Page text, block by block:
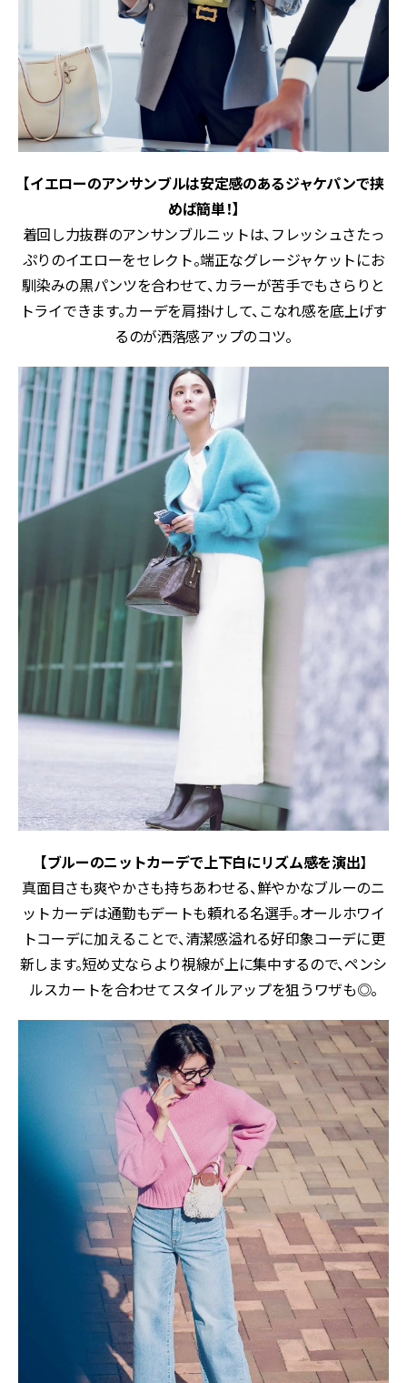
【イエローのアンサンブルは安定感のあるジャケパンで挟
めば簡単！】
着回し力抜群のアンサンブルニットは、フレッシュさたっ
ぷりのイエローをセレクト。端正なグレージャケットにお
馴染みの黒パンツを合わせて、カラーが苦手でもさらりと
トライできます。カーデを肩掛けして、こなれ感を底上げす
るのが洒落感アップのコツ。
【ブルーのニットカーデで上下白にリズム感を演出】
真面目さも爽やかさも持ちあわせる、鮮やかなブルーのニ
ットカーデは通勤もデートも頼れる名選手。オールホワイ
トコーデに加えることで、清潔感溢れる好印象コーデに更
新します。短め丈ならより視線が上に集中するので、ペンシ
ルスカートを合わせてスタイルアップを狙うワザも◎。